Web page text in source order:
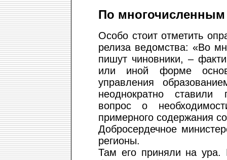
По
Особо стоит отметить
релиза ведомства: «Во
пишут чиновники, –
или иной форме
управления
неоднократно ставили
вопрос о
примерного содержания
Добросердечное
регионы.
Там его приняли на ура.